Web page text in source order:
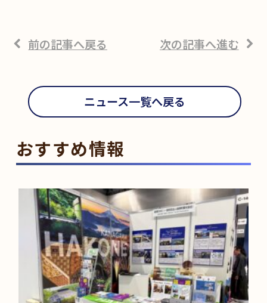
前の記事へ戻る 次の記事へ進む
ニュース一覧へ戻る
おすすめ情報